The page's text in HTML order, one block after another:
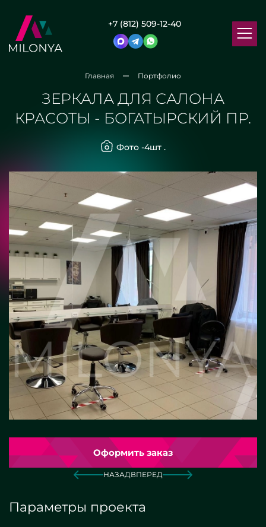
+7 (812) 509-12-40
Главная Портфолио
ЗЕРКАЛА ДЛЯ САЛОНА
КРАСОТЫ - БОГАТЫРСКИЙ ПР.
Фото -4шт .
Оформить заказ
НАЗАДВПЕРЕД
Параметры проекта